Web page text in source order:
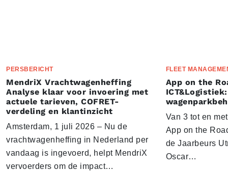
PERSBERICHT
MendriX Vrachtwagenheffing
Analyse klaar voor invoering met
actuele tarieven, COFRET-
verdeling en klantinzicht
Amsterdam, 1 juli 2026 – Nu de
vrachtwagenheffing in Nederland per
vandaag is ingevoerd, helpt MendriX
vervoerders om de impact…
FLEET
App on the
Van 3 tot en
App on the
de Jaarbeurs
Oscar…